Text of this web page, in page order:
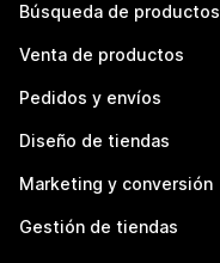
Búsqueda de productos
Venta de productos
Pedidos y envíos
Diseño de tiendas
Marketing y conversión
Gestión de tiendas